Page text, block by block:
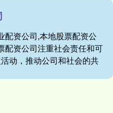
配资公司,本地股票配资公
配资公司注重社会责任和可
动，推动公司和社会的共